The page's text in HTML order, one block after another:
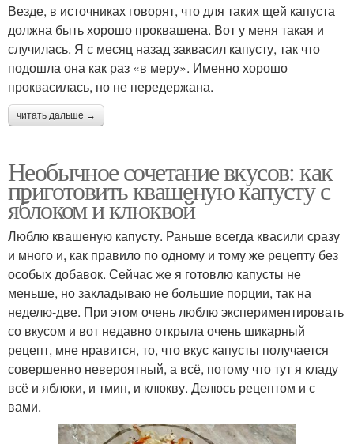
Везде, в источниках говорят, что для таких щей капуста
должна быть хорошо проквашена. Вот у меня такая и
случилась. Я с месяц назад заквасил капусту, так что
подошла она как раз «в меру». Именно хорошо
проквасилась, но не передержана.
читать дальше →
Необычное сочетание вкусов: как
приготовить квашеную капусту с
яблоком и клюквой
Люблю квашеную капусту. Раньше всегда квасили сразу
и много и, как правило по одному и тому же рецепту без
особых добавок. Сейчас же я готовлю капусты не
меньше, но закладываю не большие порции, так на
неделю-две. При этом очень люблю экспериментировать
со вкусом и вот недавно открыла очень шикарный
рецепт, мне нравится, то, что вкус капусты получается
совершенно невероятный, а всё, потому что тут я кладу
всё и яблоки, и тмин, и клюкву. Делюсь рецептом и с
вами.